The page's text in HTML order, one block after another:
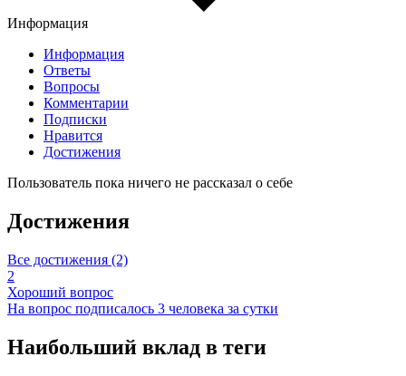
Информация
Информация
Ответы
Вопросы
Комментарии
Подписки
Нравится
Достижения
Пользователь пока ничего не рассказал о себе
Достижения
Все достижения (2)
2
Хороший вопрос
На вопрос подписалось 3 человека за сутки
Наибольший вклад в теги